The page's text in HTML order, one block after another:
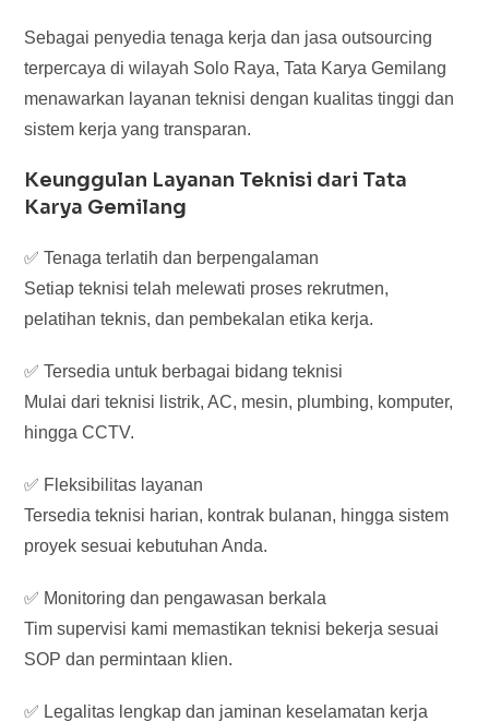
Sebagai penyedia tenaga kerja dan jasa outsourcing
terpercaya di wilayah Solo Raya, Tata Karya Gemilang
menawarkan layanan teknisi dengan kualitas tinggi dan
sistem kerja yang transparan.
Keunggulan Layanan Teknisi dari Tata
Karya Gemilang
✅ Tenaga terlatih dan berpengalaman
Setiap teknisi telah melewati proses rekrutmen,
pelatihan teknis, dan pembekalan etika kerja.
✅ Tersedia untuk berbagai bidang teknisi
Mulai dari teknisi listrik, AC, mesin, plumbing, komputer,
hingga CCTV.
✅ Fleksibilitas layanan
Tersedia teknisi harian, kontrak bulanan, hingga sistem
proyek sesuai kebutuhan Anda.
✅ Monitoring dan pengawasan berkala
Tim supervisi kami memastikan teknisi bekerja sesuai
SOP dan permintaan klien.
✅ Legalitas lengkap dan jaminan keselamatan kerja